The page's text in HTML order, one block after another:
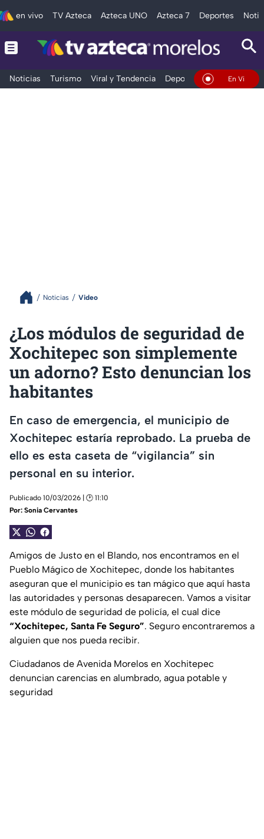
en vivo TV Azteca Azteca UNO Azteca 7 Deportes
Noticias Turismo Viral y Tendencia Deportes Espectáculos
En Vivo
Noticias Video
¿Los módulos de seguridad de
Xochitepec son simplemente
un adorno? Esto denuncian los
habitantes
En caso de emergencia, el municipio de
Xochitepec estaría reprobado. La prueba de
ello es esta caseta de “vigilancia” sin
personal en su interior.
Publicado 10/03/2026 | 🕑 11:10
Por: Sonia Cervantes
Amigos de Justo en el Blando, nos encontramos en el
Pueblo Mágico de Xochitepec, donde los habitantes
aseguran que el municipio es tan mágico que aquí hasta
las autoridades y personas desaparecen. Vamos a visitar
este módulo de seguridad de policía, el cual dice
“Xochitepec, Santa Fe Seguro”. Seguro encontraremos a
alguien que nos pueda recibir.
Ciudadanos de Avenida Morelos en Xochitepec
denuncian carencias en alumbrado, agua potable y
seguridad